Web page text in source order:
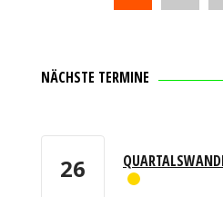
NÄCHSTE TERMINE
26